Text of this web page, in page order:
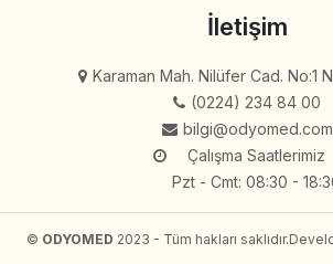
İletişim
(0224) 234 84 00
Çalışma Saatlerimiz
Pzt - Cmt: 08:30 - 18:30